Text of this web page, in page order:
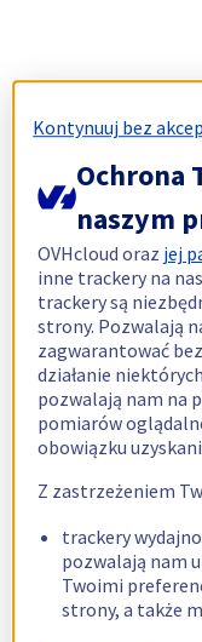
Kontynuuj bez
Ochrona
naszym
OVHcloud oraz jej
inne trackery na
trackery są
strony. Pozwalają
zagwarantować
działanie
pozwalają nam na
pomiarów
obowiązku
Z zastrzeżeniem
trackery
pozwalają nam
Twoimi
strony, a także